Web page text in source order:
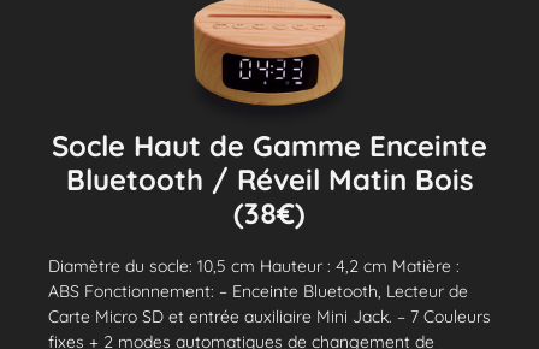
Socle Haut de Gamme Enceinte
Bluetooth / Réveil Matin Bois
(38€)
Diamètre du socle: 10,5 cm Hauteur : 4,2 cm Matière :
ABS Fonctionnement: – Enceinte Bluetooth, Lecteur de
Carte Micro SD et entrée auxiliaire Mini Jack. – 7 Couleurs
fixes + 2 modes automatiques de changement de